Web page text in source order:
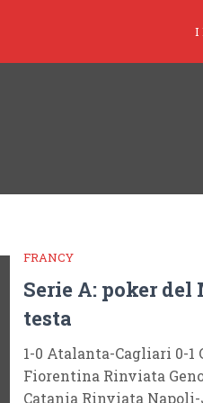
I
FRANCY
Serie A: poker
testa
1-0 Atalanta-Cagliari 0-1
Fiorentina Rinviata
Catania Rinviata Napoli-